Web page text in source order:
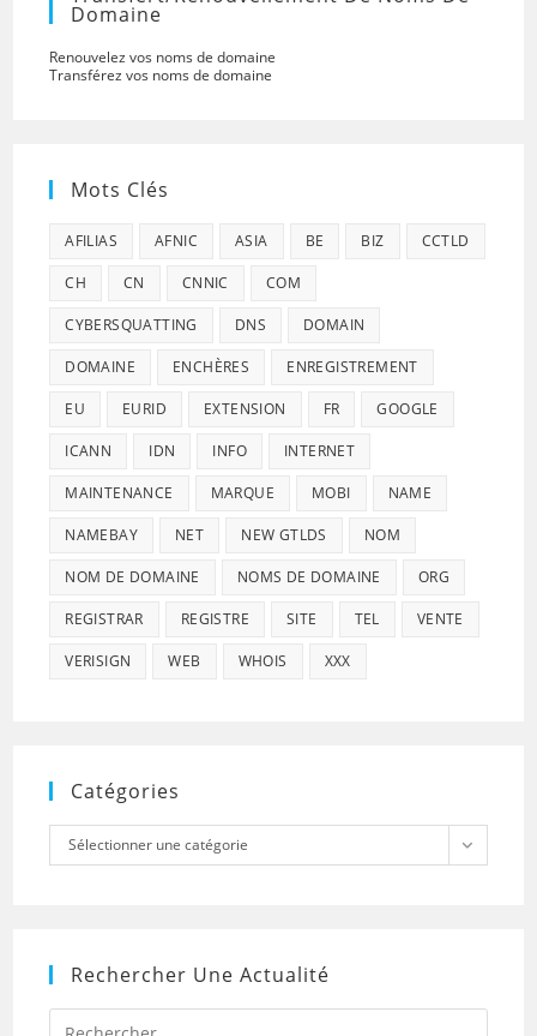
Domaine
Renouvelez vos noms de domaine
Transférez vos noms de domaine
Mots Clés
AFILIAS AFNIC ASIA BE BIZ CCTLD
CH CN CNNIC COM
CYBERSQUATTING DNS DOMAIN
DOMAINE ENCHÈRES ENREGISTREMENT
EU EURID EXTENSION FR GOOGLE
ICANN IDN INFO INTERNET
MAINTENANCE MARQUE MOBI NAME
NAMEBAY NET NEW GTLDS NOM
NOM DE DOMAINE NOMS DE DOMAINE ORG
REGISTRAR REGISTRE SITE TEL VENTE
VERISIGN WEB WHOIS XXX
Catégories
Catégories
Sélectionner une catégorie
Rechercher Une Actualité
Press